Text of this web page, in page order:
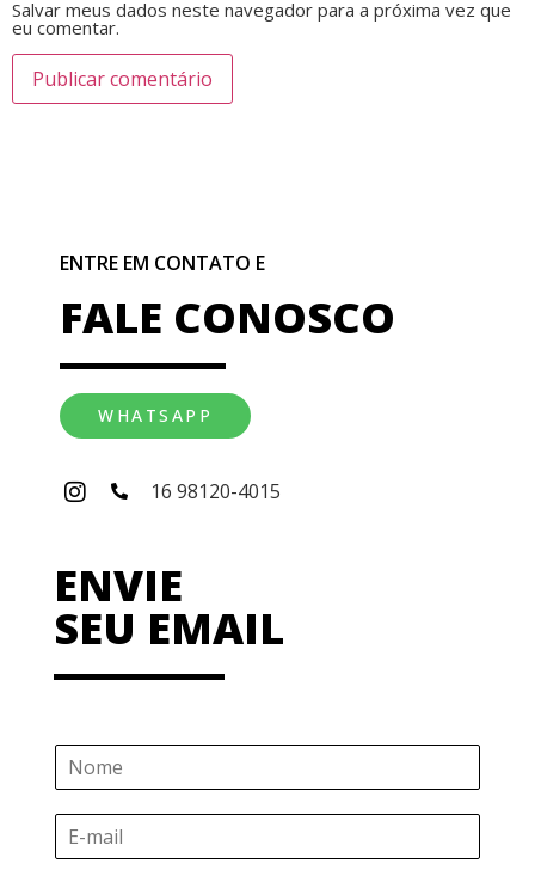
Salvar meus dados neste navegador para a próxima vez que
eu comentar.
ENTRE EM CONTATO E
FALE CONOSCO
WHATSAPP
16 98120-4015
ENVIE
SEU EMAIL
N
E